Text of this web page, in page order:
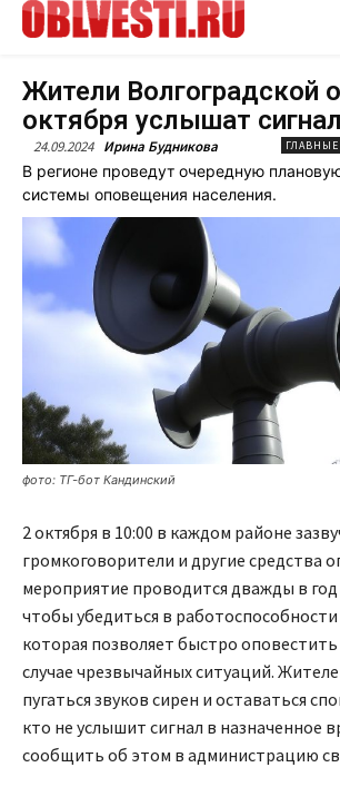
Жители Волгоградской
октября услышат
24.09.2024 Ирина Будникова
В регионе проведут очередную
системы оповещения населения.
фото: ТГ-бот Кандинский
2 октября в 10:00 в каждом районе
громкоговорители и другие средства
мероприятие проводится дважды в год
чтобы убедиться в
которая позволяет быстро оповестить
случае чрезвычайных ситуаций.
пугаться звуков сирен и оставаться
кто не услышит сигнал в назначенное
сообщить об этом в администрацию